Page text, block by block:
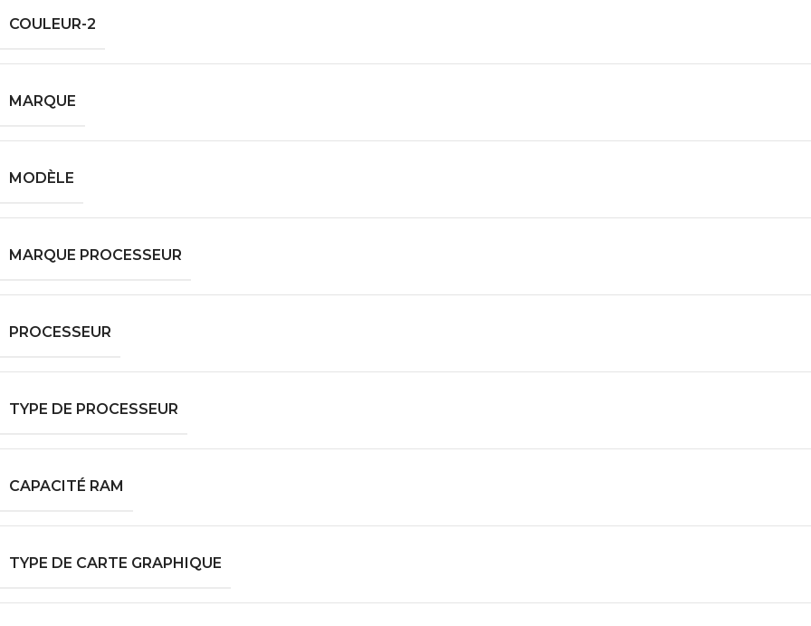
COULEUR-2
MARQUE
MODÈLE
MARQUE PROCESSEUR
PROCESSEUR
TYPE DE PROCESSEUR
CAPACITÉ RAM
TYPE DE CARTE GRAPHIQUE